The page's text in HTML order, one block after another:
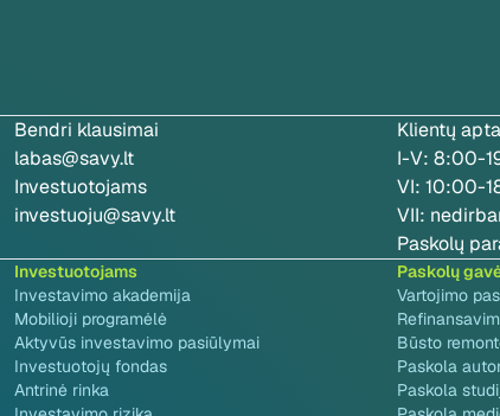
Bendri klausimai
labas@savy.lt
Investuotojams
investuoju@savy.lt
Klientų
I-V: 8:00-
VI: 10:00-
VII:
Paskolų
Investuotojams
Investavimo akademija
Mobilioji programėlė
Aktyvūs investavimo pasiūlymai
Investuotojų fondas
Antrinė rinka
Paskolų
Vartojimo
Būsto
Paskola
Paskola